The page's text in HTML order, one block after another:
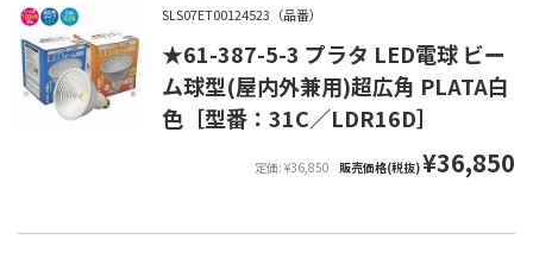
SLS07ET00124523（品番）
★61-387-5-3 プラタ LED電球 ビー
ム球型(屋内外兼用)超広角 PLATA白
色［型番：31C／LDR16D］
定価: ¥36,850 販売価格(税抜)¥36,850